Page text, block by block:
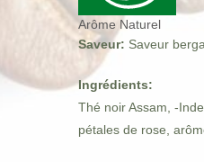
Arôme Naturel
Saveur: Saveur
Ingrédients:
Thé noir Assam, -
pétales de rose,